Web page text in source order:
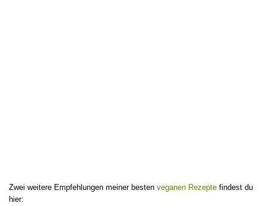
Zwei weitere Empfehlungen meiner besten veganen Rezepte findest du
hier: